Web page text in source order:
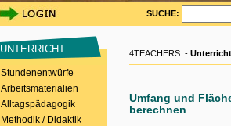
SUCHE:
UNTERRICHT
Stundenentwürfe
Arbeitsmaterialien
Alltagspädagogik
Methodik / Didaktik
4TEACHERS: -
Umfang und
berechnen